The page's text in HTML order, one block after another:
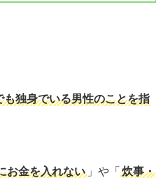
独身でいる男性のことを指
お金を入れない 」や「 炊事・